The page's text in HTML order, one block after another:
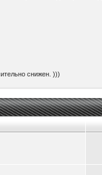
снижен. )))